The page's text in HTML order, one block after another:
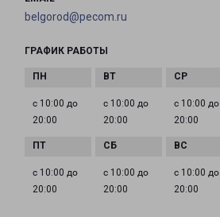
belgorod@pecom.ru
ГРАФИК РАБОТЫ
с 10:00 до
20:00
с 10:00 до
20:00
с 10:00 до
20:00
с 10:00 до
20:00
с 10:00 до
20:00
с 10:00 до
20:00